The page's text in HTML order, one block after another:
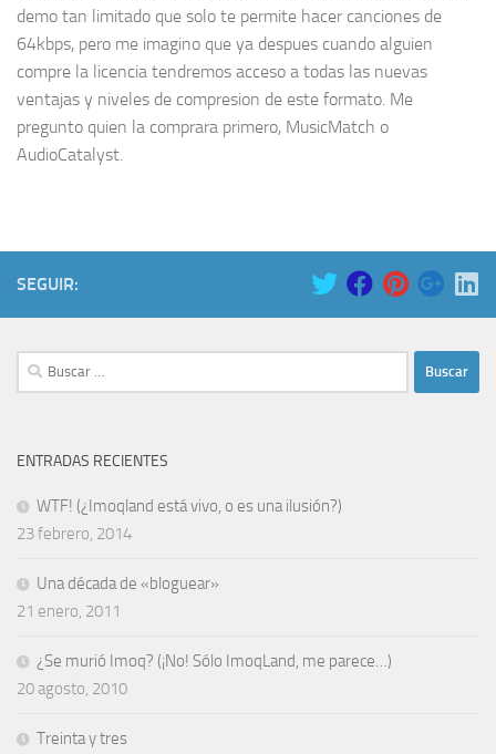
demo tan limitado que solo te permite hacer canciones de
64kbps, pero me imagino que ya despues cuando alguien
compre la licencia tendremos acceso a todas las nuevas
ventajas y niveles de compresion de este formato. Me
pregunto quien la comprara primero, MusicMatch o
AudioCatalyst.
SEGUIR:
Buscar:
ENTRADAS RECIENTES
WTF! (¿Imoqland está vivo, o es una ilusión?)
23 febrero, 2014
Una década de «bloguear»
21 enero, 2011
¿Se murió Imoq? (¡No! Sólo ImoqLand, me parece…)
20 agosto, 2010
Treinta y tres